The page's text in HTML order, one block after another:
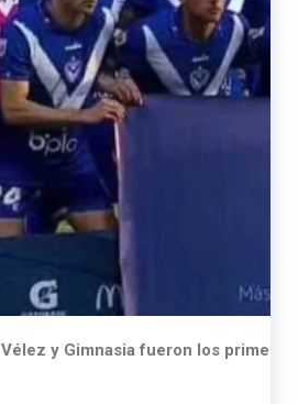
Vélez y Gimnasia fueron los